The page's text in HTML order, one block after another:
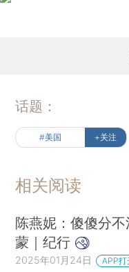
话题：
#美国 +关注
相关阅读
陈燕妮：傻傻分
蒙｜纪行
2025年01月24日 APP打